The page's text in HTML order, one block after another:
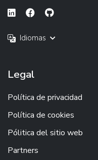
Idiomas
Legal
Política de privacidad
Política de cookies
Pólitica del sitio web
Partners